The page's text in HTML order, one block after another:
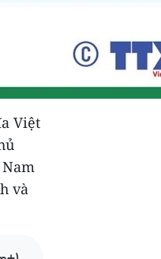
Việt
và